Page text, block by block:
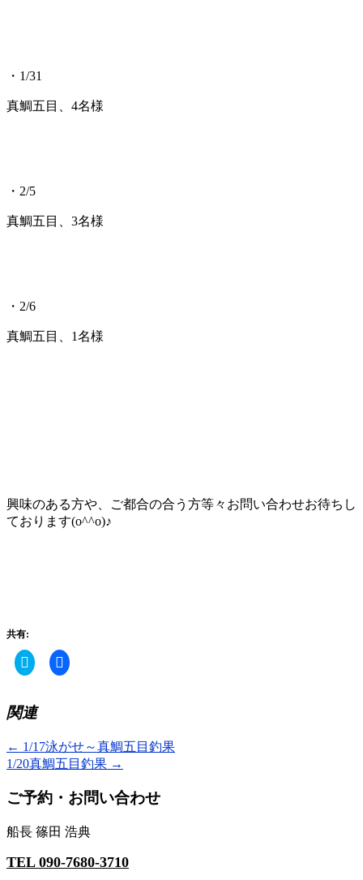
・1/31
真鯛五目、4名様
・2/5
真鯛五目、3名様
・2/6
真鯛五目、1名様
興味のある方や、ご都合の合う方等々お問い合わせお待ちし
ております(o^^o)♪
共有:
ク
リ
し
て
Twitter
共
有
(新
い
ウ
ィ
ド
ウ
開
き
Facebook
で
ク
リ
ッ
て
く
さ
い
し
い
関連
← 1/17泳がせ～真鯛五目釣果
1/20真鯛五目釣果 →
ご予約・お問い合わせ
船長 篠田 浩典
TEL 090-7680-3710